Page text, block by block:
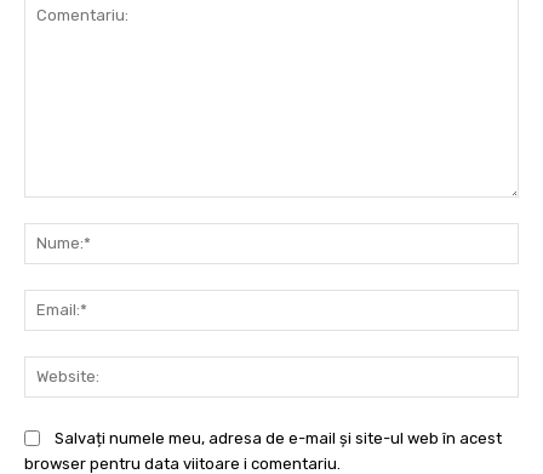
Salvați numele meu, adresa de e-mail și site-ul web în acest
browser pentru data viitoare i comentariu.